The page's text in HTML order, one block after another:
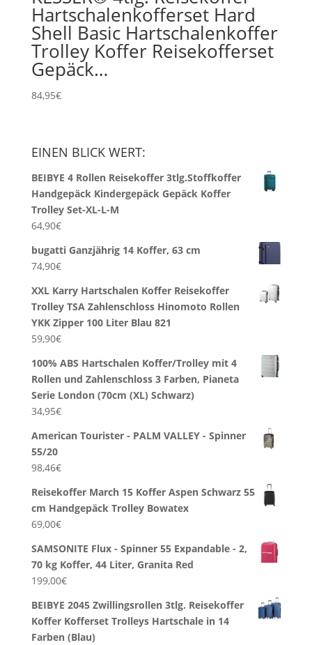
Hartschalenkofferset Hard
Shell Basic Hartschalenkoffer
Trolley Koffer Reisekofferset
Gepäck…
84,95€
EINEN BLICK WERT:
BEIBYE 4 Rollen Reisekoffer 3tlg.Stoffkoffer
Handgepäck Kindergepäck Gepäck Koffer
Trolley Set-XL-L-M
64,90€
bugatti Ganzjährig 14 Koffer, 63 cm
74,90€
XXL Karry Hartschalen Koffer Reisekoffer
Trolley TSA Zahlenschloss Hinomoto Rollen
YKK Zipper 100 Liter Blau 821
59,90€
100% ABS Hartschalen Koffer/Trolley mit 4
Rollen und Zahlenschloss 3 Farben, Pianeta
Serie London (70cm (XL) Schwarz)
34,95€
American Tourister - PALM VALLEY - Spinner
55/20
98,46€
Reisekoffer March 15 Koffer Aspen Schwarz 55
cm Handgepäck Trolley Bowatex
69,00€
SAMSONITE Flux - Spinner 55 Expandable - 2,
70 kg Koffer, 44 Liter, Granita Red
199,00€
BEIBYE 2045 Zwillingsrollen 3tlg. Reisekoffer
Koffer Kofferset Trolleys Hartschale in 14
Farben (Blau)